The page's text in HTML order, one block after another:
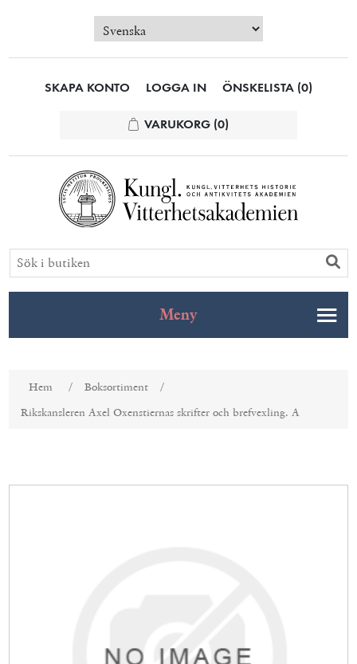
SKAPA KONTO LOGGA IN ÖNSKELISTA (0)
VARUKORG (0)
Meny
Hem / Boksortiment
/
Rikskansleren Axel Oxenstiernas skrifter och brefvexling. A